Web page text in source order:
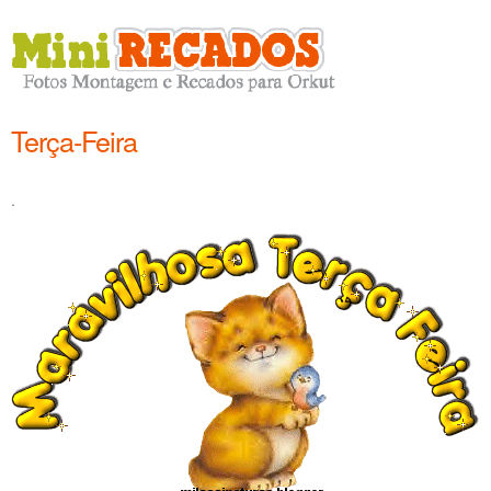
Terça-Feira
.